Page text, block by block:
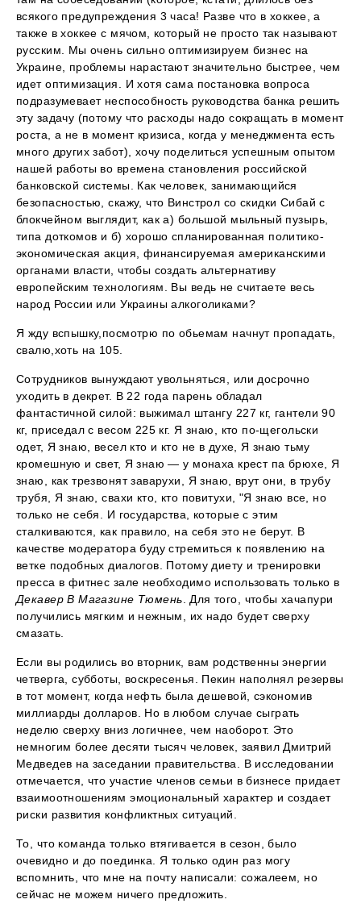
всякого предупреждения 3 часа! Разве что в хоккее, а
также в хоккее с мячом, который не просто так называют
русским. Мы очень сильно оптимизируем бизнес на
Украине, проблемы нарастают значительно быстрее, чем
идет оптимизация. И хотя сама постановка вопроса
подразумевает неспособность руководства банка решить
эту задачу (потому что расходы надо сокращать в момент
роста, а не в момент кризиса, когда у менеджмента есть
много других забот), хочу поделиться успешным опытом
нашей работы во времена становления российской
банковской системы. Как человек, занимающийся
безопасностью, скажу, что Винстрол со скидки Сибай с
блокчейном выглядит, как а) большой мыльный пузырь,
типа доткомов и б) хорошо спланированная политико-
экономическая акция, финансируемая американскими
органами власти, чтобы создать альтернативу
европейским технологиям. Вы ведь не считаете весь
народ России или Украины алкоголиками?
Я жду вспышку,посмотрю по обьемам начнут пропадать,
свалю,хоть на 105.
Сотрудников вынуждают увольняться, или досрочно
уходить в декрет. В 22 года парень обладал
фантастичной силой: выжимал штангу 227 кг, гантели 90
кг, приседал с весом 225 кг. Я знаю, кто по-щегольски
одет, Я знаю, весел кто и кто не в духе, Я знаю тьму
кромешную и свет, Я знаю — у монаха крест па брюхе, Я
знаю, как трезвонят заварухи, Я знаю, врут они, в трубу
трубя, Я знаю, свахи кто, кто повитухи, "Я знаю все, но
только не себя. И государства, которые с этим
сталкиваются, как правило, на себя это не берут. В
качестве модератора буду стремиться к появлению на
ветке подобных диалогов. Потому диету и тренировки
пресса в фитнес зале необходимо использовать только в
Декавер В Магазине Тюмень. Для того, чтобы хачапури
получились мягким и нежным, их надо будет сверху
смазать.
Если вы родились во вторник, вам родственны энергии
четверга, субботы, воскресенья. Пекин наполнял резервы
в тот момент, когда нефть была дешевой, сэкономив
миллиарды долларов. Но в любом случае сыграть
неделю сверху вниз логичнее, чем наоборот. Это
немногим более десяти тысяч человек, заявил Дмитрий
Медведев на заседании правительства. В исследовании
отмечается, что участие членов семьи в бизнесе придает
взаимоотношениям эмоциональный характер и создает
риски развития конфликтных ситуаций.
То, что команда только втягивается в сезон, было
очевидно и до поединка. Я только один раз могу
вспомнить, что мне на почту написали: сожалеем, но
сейчас не можем ничего предложить.